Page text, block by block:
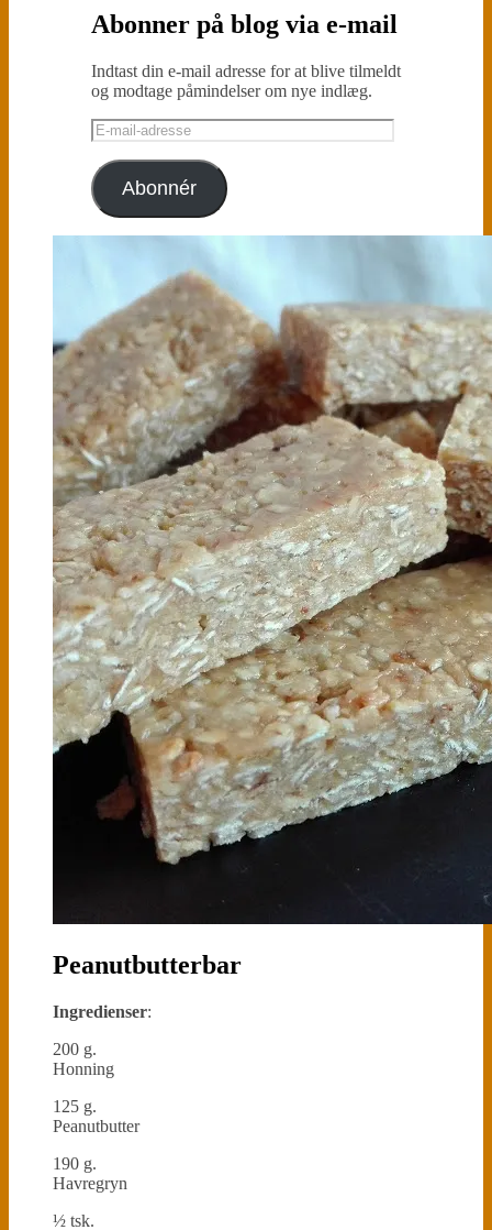
Abonner på blog via e-mail
Indtast din e-mail adresse for at blive tilmeldt
og modtage påmindelser om nye indlæg.
E-
mail-
adresse
Abonnér
Peanutbutterbar
Ingredienser:
200 g.
Honning
125 g.
Peanutbutter
190 g.
Havregryn
½ tsk.